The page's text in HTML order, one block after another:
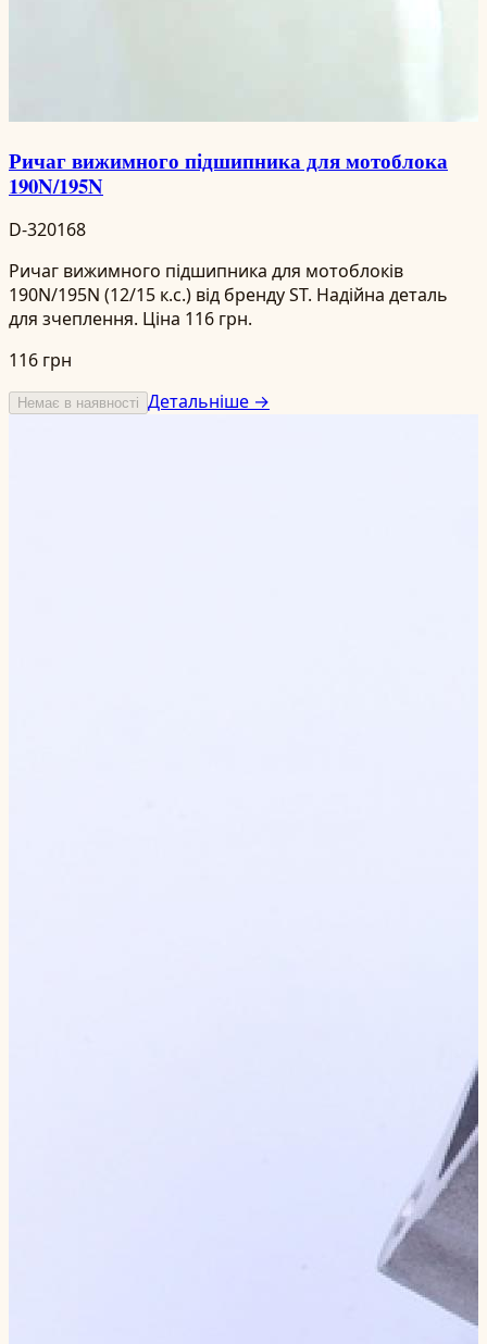
Ричаг вижимного підшипника для мотоблока
190N/195N
D-320168
Ричаг вижимного підшипника для мотоблоків
190N/195N (12/15 к.с.) від бренду ST. Надійна деталь
для зчеплення. Ціна 116 грн.
116 грн
Немає в наявності Детальніше →